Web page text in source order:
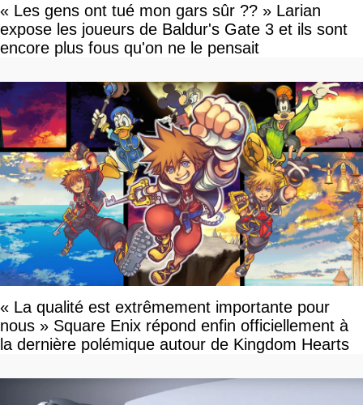
« Les gens ont tué mon gars sûr ?? » Larian
expose les joueurs de Baldur's Gate 3 et ils sont
encore plus fous qu'on ne le pensait
« La qualité est extrêmement importante pour
nous » Square Enix répond enfin officiellement à
la dernière polémique autour de Kingdom Hearts